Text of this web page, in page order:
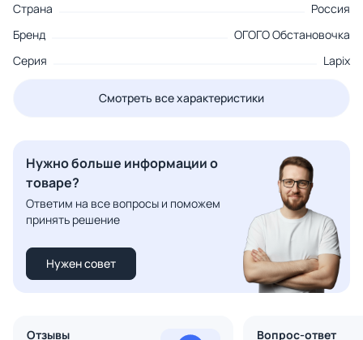
Страна
Россия
Бренд
ОГОГО Обстановочка
Серия
Lapix
Смотреть все характеристики
Нужно больше информации о
товаре?
Ответим на все вопросы и поможем
принять решение
Нужен совет
Отзывы Вопрос-ответ